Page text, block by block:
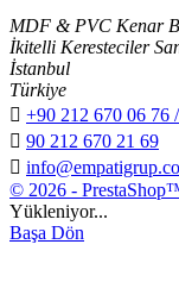
MDF & PVC Kenar
İkitelli Keresteciler
İstanbul
Türkiye
 +90 212 670 06 76
 90 212 670 21 69

© 2026 - PrestaShop™
Yükleniyor...
Başa Dön